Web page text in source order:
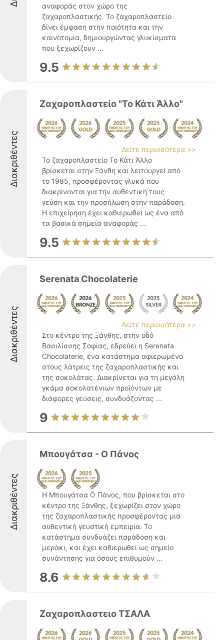
αναφοράς στον χώρο της
ζαχαροπλαστικής. Το ζαχαροπλαστείο
δίνει έμφαση στην ποιότητα και την
καινοτομία, δημιουργώντας γλυκίσματα
που ξεχωρίζουν ...
9.5
Διακριθέντες
Ζαχαροπλαστείο "Το Κάτι Άλλο"
Δείτε περισσότερα >>
Το ζαχαροπλαστείο Το Κάτι Άλλο
βρίσκεται στην Ξάνθη και λειτουργεί από
το 1985, προσφέροντας γλυκά που
διακρίνονται για την αυθεντική τους
γεύση και την προσήλωση στην παράδοση.
Η επιχείρηση έχει καθιερωθεί ως ένα από
τα βασικά σημεία αναφοράς ...
9.5
Διακριθέντες
Serenata Chocolaterie
Δείτε περισσότερα >>
Στο κέντρο της Ξάνθης, στην οδό
Βασιλίσσης Σοφίας, εδρεύει η Serenata
Chocolaterie, ένα κατάστημα αφιερωμένο
στους λάτρεις της ζαχαροπλαστικής και
της σοκολάτας. Διακρίνεται για τη μεγάλη
γκάμα σοκολατένιων προϊόντων με
διάφορες γεύσεις, συνδυάζοντας ...
9
Διακριθέντες
Μπουγάτσα - Ο Πάνος
Η Μπουγάτσα Ο Πάνος, που βρίσκεται στο
κέντρο της Ξάνθης, ξεχωρίζει στον χώρο
της ζαχαροπλαστικής προσφέροντας μια
αυθεντική γευστική εμπειρία. Το
κατάστημα συνδυάζει παράδοση και
μεράκι, και έχει καθιερωθεί ως σημείο
συνάντησης για όσους επιθυμούν ...
8.6
Ζαχαροπλαστειο ΤΣΑΛΑ